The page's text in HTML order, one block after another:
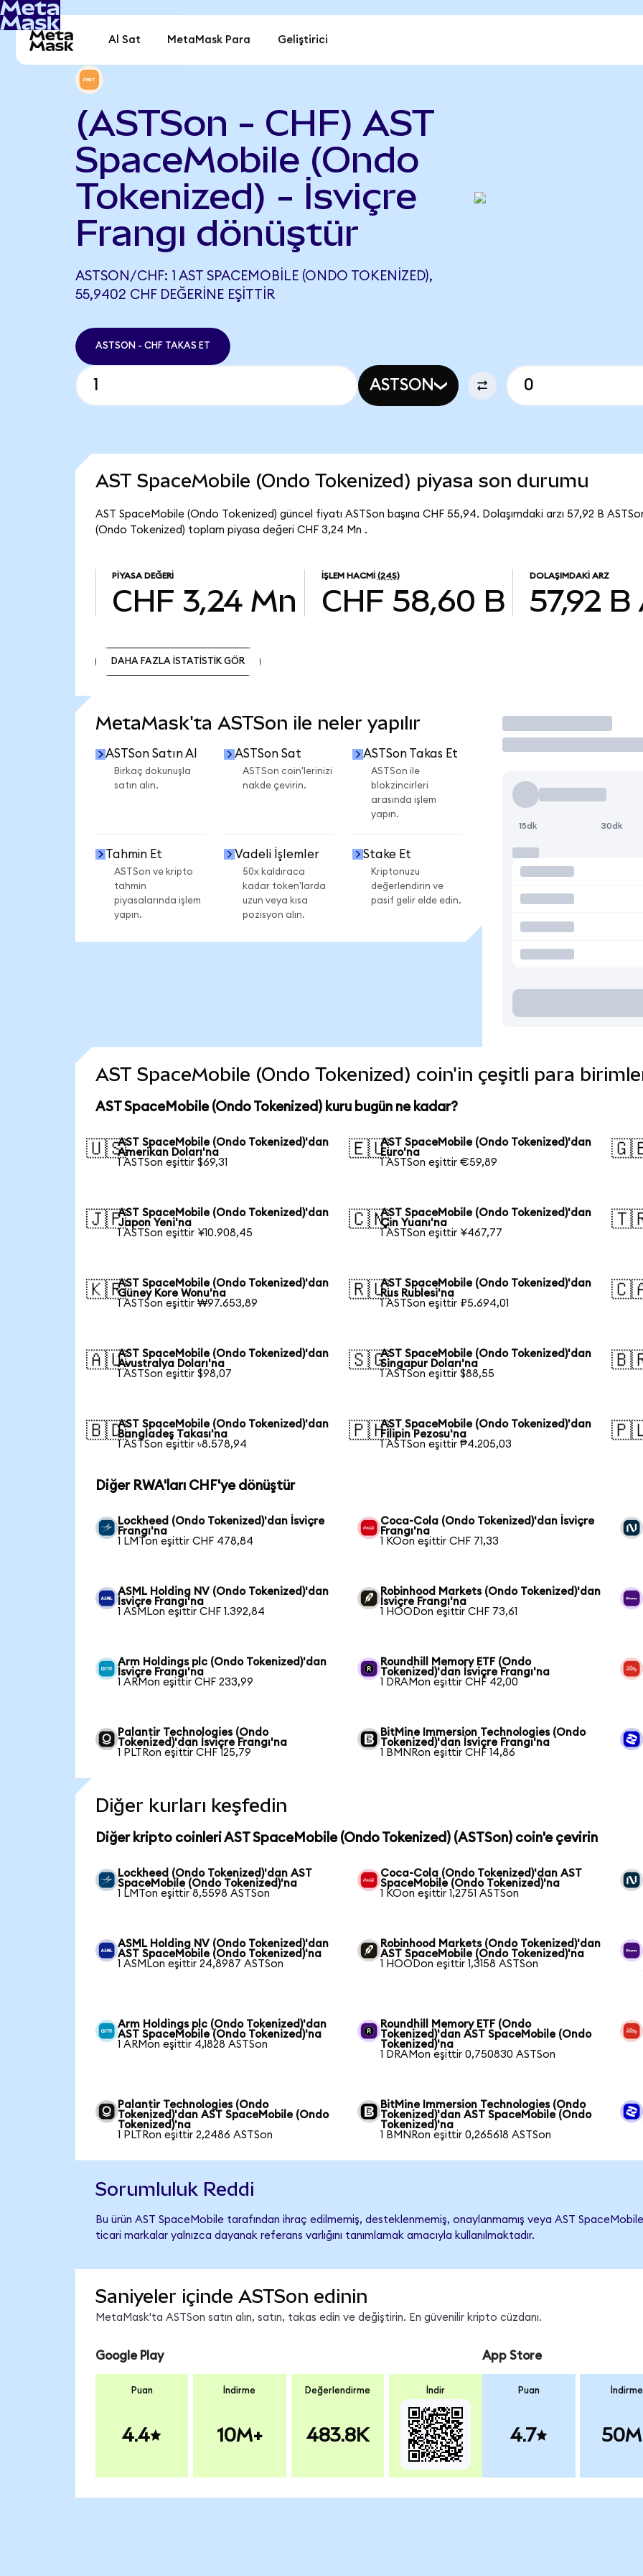
Al Sat MetaMask Para Geliştirici
(ASTSon - CHF) AST
SpaceMobile (Ondo
Tokenized) - İsviçre
Frangı dönüştür
ASTSON/CHF: 1 AST SPACEMOBILE (ONDO TOKENIZED),
55,9402 CHF DEĞERINE EŞITTIR
ASTSON - CHF TAKAS ET
ASTSON
AST SpaceMobile (Ondo Tokenized) piyasa son durumu
AST SpaceMobile (Ondo Tokenized) güncel fiyatı ASTSon başına CHF 55,94. Dolaşımdaki arzı 57,92 B
(Ondo Tokenized) toplam piyasa değeri CHF 3,24 Mn .
PIYASA DEĞERI
CHF 3,24 Mn
İŞLEM HACMI (24S)
CHF 58,60 B
DOLAŞIMDAKI ARZ
57,92 B
DAHA FAZLA İSTATİSTİK GÖR
MetaMask'ta ASTSon ile neler yapılır
ASTSon Satın Al
Birkaç dokunuşla
satın alın.
ASTSon Sat
ASTSon coin'lerinizi
nakde çevirin.
ASTSon Takas Et
ASTSon ile
blokzincirleri
arasında işlem
yapın.
Tahmin Et
ASTSon ve kripto
tahmin
piyasalarında işlem
yapın.
Vadeli İşlemler
50x kaldıraca
kadar token'larda
uzun veya kısa
pozisyon alın.
Stake Et
Kriptonuzu
değerlendirin ve
pasif gelir elde edin.
İşlem Yap
15dk 30dk
AST SpaceMobile (Ondo Tokenized) coin'in çeşitli para
AST SpaceMobile (Ondo Tokenized) kuru bugün ne kadar?
🇺🇸AST SpaceMobile (Ondo Tokenized)'dan
Amerikan Doları'na
1 ASTSon eşittir $69,31
🇪🇺AST SpaceMobile (Ondo Tokenized)'dan
Euro'na
1 ASTSon eşittir €59,89
🇯🇵AST SpaceMobile (Ondo Tokenized)'dan
Japon Yeni'na
1 ASTSon eşittir ¥10.908,45
🇨🇳AST SpaceMobile (Ondo Tokenized)'dan
Çin Yuanı'na
1 ASTSon eşittir ¥467,77
🇰🇷AST SpaceMobile (Ondo Tokenized)'dan
Güney Kore Wonu'na
1 ASTSon eşittir ₩97.653,89
🇷🇺AST SpaceMobile (Ondo Tokenized)'dan
Rus Rublesi'na
1 ASTSon eşittir ₽5.694,01
🇦🇺AST SpaceMobile (Ondo Tokenized)'dan
Avustralya Doları'na
1 ASTSon eşittir $98,07
🇸🇬AST SpaceMobile (Ondo Tokenized)'dan
Singapur Doları'na
1 ASTSon eşittir $88,55
🇧🇩AST SpaceMobile (Ondo Tokenized)'dan
Bangladeş Takası'na
1 ASTSon eşittir ৳8.578,94
🇵🇭AST SpaceMobile (Ondo Tokenized)'dan
Filipin Pezosu'na
1 ASTSon eşittir ₱4.205,03
Diğer RWA'ları CHF'ye dönüştür
Lockheed (Ondo Tokenized)'dan İsviçre
Frangı'na
1 LMTon eşittir CHF 478,84
Coca-Cola (Ondo Tokenized)'dan İsviçre
Frangı'na
1 KOon eşittir CHF 71,33
ASML Holding NV (Ondo Tokenized)'dan
İsviçre Frangı'na
1 ASMLon eşittir CHF 1.392,84
Robinhood Markets (Ondo Tokenized)'dan
İsviçre Frangı'na
1 HOODon eşittir CHF 73,61
Arm Holdings plc (Ondo Tokenized)'dan
İsviçre Frangı'na
1 ARMon eşittir CHF 233,99
Roundhill Memory ETF (Ondo
Tokenized)'dan İsviçre Frangı'na
1 DRAMon eşittir CHF 42,00
Palantir Technologies (Ondo
Tokenized)'dan İsviçre Frangı'na
1 PLTRon eşittir CHF 125,79
BitMine Immersion Technologies (Ondo
Tokenized)'dan İsviçre Frangı'na
1 BMNRon eşittir CHF 14,86
Diğer kurları keşfedin
Diğer kripto coinleri AST SpaceMobile (Ondo Tokenized) (ASTSon) coin'e çevirin
Lockheed (Ondo Tokenized)'dan AST
SpaceMobile (Ondo Tokenized)'na
1 LMTon eşittir 8,5598 ASTSon
Coca-Cola (Ondo Tokenized)'dan AST
SpaceMobile (Ondo Tokenized)'na
1 KOon eşittir 1,2751 ASTSon
ASML Holding NV (Ondo Tokenized)'dan
AST SpaceMobile (Ondo Tokenized)'na
1 ASMLon eşittir 24,8987 ASTSon
Robinhood Markets (Ondo Tokenized)'dan
AST SpaceMobile (Ondo Tokenized)'na
1 HOODon eşittir 1,3158 ASTSon
Arm Holdings plc (Ondo Tokenized)'dan
AST SpaceMobile (Ondo Tokenized)'na
1 ARMon eşittir 4,1828 ASTSon
Roundhill Memory ETF (Ondo
Tokenized)'dan AST SpaceMobile (Ondo
Tokenized)'na
1 DRAMon eşittir 0,750830 ASTSon
Palantir Technologies (Ondo
Tokenized)'dan AST SpaceMobile (Ondo
Tokenized)'na
1 PLTRon eşittir 2,2486 ASTSon
BitMine Immersion Technologies (Ondo
Tokenized)'dan AST SpaceMobile (Ondo
Tokenized)'na
1 BMNRon eşittir 0,265618 ASTSon
Sorumluluk Reddi
Bu ürün AST SpaceMobile tarafından ihraç edilmemiş, desteklenmemiş, onaylanmamış veya AST
ticari markalar yalnızca dayanak referans varlığını tanımlamak amacıyla kullanılmaktadır.
Saniyeler içinde ASTSon edinin
MetaMask'ta ASTSon satın alın, satın, takas edin ve değiştirin. En güvenilir kripto cüzdanı.
Google Play
Puan
4.4
İndirme
10M+
Değerlendirme
483.8K
İndir
App Store
Puan
4.7
İndirme